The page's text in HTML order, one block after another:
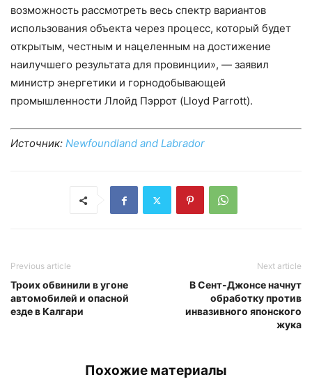
возможность рассмотреть весь спектр вариантов
использования объекта через процесс, который будет
открытым, честным и нацеленным на достижение
наилучшего результата для провинции», — заявил
министр энергетики и горнодобывающей
промышленности Ллойд Пэррот (Lloyd Parrott).
Источник: Newfoundland and Labrador
Previous article
Троих обвинили в угоне
автомобилей и опасной
езде в Калгари
Next article
В Сент-Джонсе начнут
обработку против
инвазивного японского
жука
Похожие материалы